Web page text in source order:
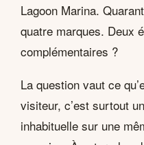
Lagoon Marina.
quatre marques. Deux
complémentaires ?
La question vaut ce
visiteur, c’est surtout
inhabituelle sur une